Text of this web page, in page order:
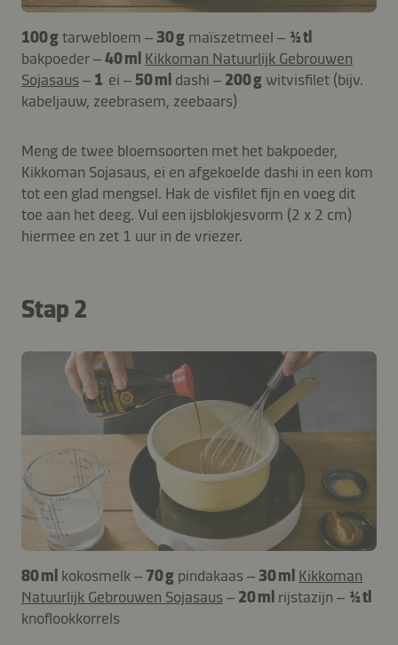
100 gtarwebloem – 30 g maïszetmeel – ½ tl
bakpoeder –40 ml Kikkoman Natuurlijk Gebrouwen
Sojasaus – 1 ei – 50 ml dashi – 200 g witvisfilet (bijv.
kabeljauw, zeebrasem, zeebaars)
Meng de twee bloemsoorten met het bakpoeder,
Kikkoman Sojasaus, ei en afgekoelde dashi in een kom
tot een glad mengsel. Hak de visfilet fijn en voeg dit
toe aan het deeg. Vul een ijsblokjesvorm (2 x 2 cm)
hiermee en zet 1 uur in de vriezer.
Stap 2
80 ml kokosmelk – 70 g pindakaas – 30 ml Kikkoman
Natuurlijk Gebrouwen Sojasaus – 20 ml rijstazijn – ½ tl
knoflookkorrels